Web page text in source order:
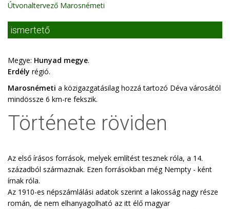
Útvonaltervező Marosnémeti
ismertető
Megye: Hunyad megye.
Erdély régió.
Marosnémeti a közigazgatásilag hozzá tartozó Déva városától
mindössze 6 km-re fekszik.
Története röviden
Az első írásos források, melyek említést tesznek róla, a 14.
századból származnak. Ezen forrásokban még Nempty - ként
írnak róla.
Az 1910-es népszámlálási adatok szerint a lakosság nagy része
román, de nem elhanyagolható az itt élő magyar